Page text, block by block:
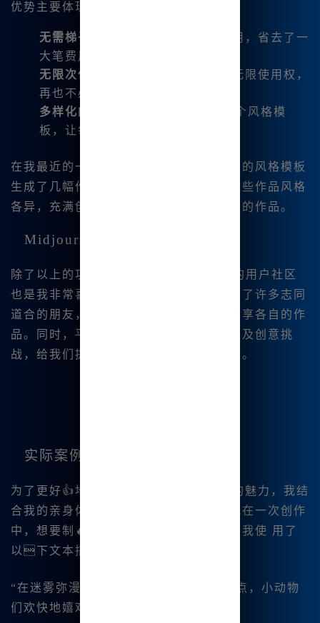
优势主要体现在以下几个方面：
无需梯子
：国内用户可以无障碍使用，省去了一
大笔费用。
无限次使用
：只需要注册即可享受无限使用权，
再也不必担心用量问题。
多样化的风格选择
：内置超过1800个风格模
板，让每次创作都充满惊喜。
在我最近的一次创作中，我尝试使用不同的风格模板
生成了几幅作品，结果让我大为惊喜。这些作品风格
各异，充满创意，真的不输给专业艺术家的作品。
Midjourney的社区与支持
除了以上的功能和优😊势，Midjourney的用户社区
也是我非常喜欢的一点。在这里，我结识了许多志同
道合的朋友，我们相互交流创作经验，分享各自的作
品。同时，平台也定期举办绘画比赛以及创意挑
战，给我们提供了更多👍展示自己的机会。
实际案例分享
为了更好👍地说明Midjourney中文绘画的魅力，我结
合我的亲身体验分👍享一个实际案例。我在一次创作
中，想要制🔥作一幅“幻想森林”的图像。我使 用了
以下文本描述：
“在迷雾弥漫的幻想森林中，有闪烁的光点，小动物
们欢快地嬉戏，色彩绚丽，宛如梦境。”